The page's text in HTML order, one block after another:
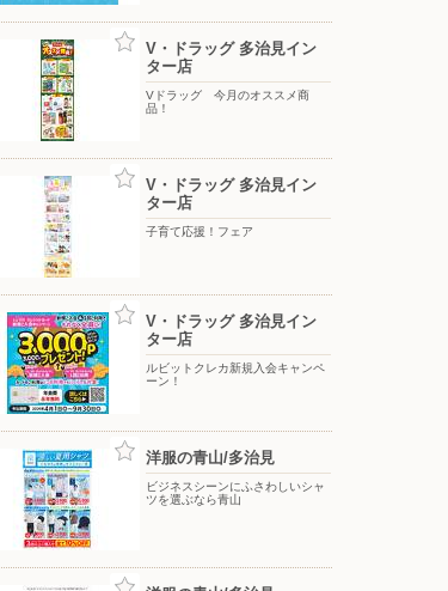
バローグループでのお買い物には
ルビットアプリ！ダウンロードで
50pt進呈中！
ーン！
V・ドラッグ 多治見イン
ター店
Vドラッグ 今月のオススメ商
品！
V・ドラッグ 多治見イン
ター店
子育て応援！フェア
V・ドラッグ 多治見イン
ター店
ルビットクレカ新規入会キャンペ
ーン！
洋服の青山/多治見
ビジネスシーンにふさわしいシャ
ツを選ぶなら青山